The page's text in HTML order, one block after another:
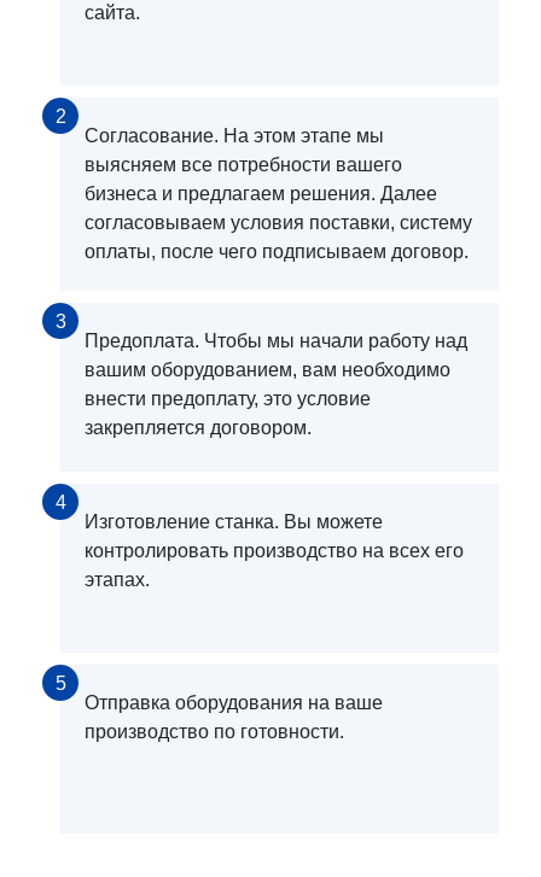
сайта.
2
Согласование. На этом этапе мы
выясняем все потребности вашего
бизнеса и предлагаем решения. Далее
согласовываем условия поставки, систему
оплаты, после чего подписываем договор.
3
Предоплата. Чтобы мы начали работу над
вашим оборудованием, вам необходимо
внести предоплату, это условие
закрепляется договором.
4
Изготовление станка. Вы можете
контролировать производство на всех его
этапах.
5
Отправка оборудования на ваше
производство по готовности.